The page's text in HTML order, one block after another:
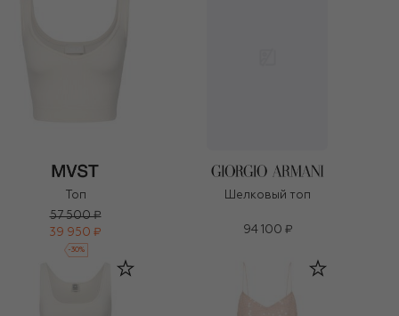
Топ
57 500 ₽
39 950 ₽
-30%
Шелковый топ
94 100 ₽